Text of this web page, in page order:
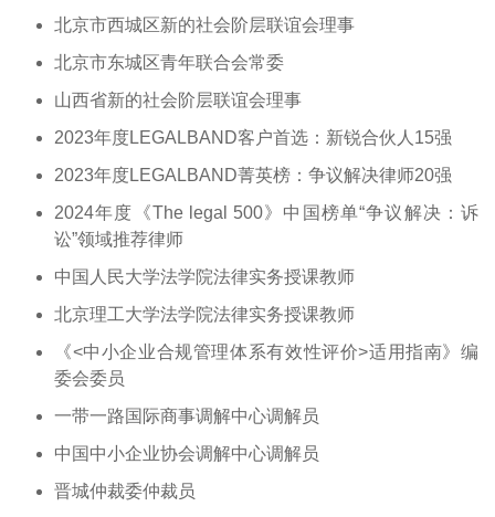
北京市西城区新的社会阶层联谊会理事
北京市东城区青年联合会常委
山西省新的社会阶层联谊会理事
2023年度LEGALBAND客户首选：新锐合伙人15强
2023年度LEGALBAND菁英榜：争议解决律师20强
2024年度《The legal 500》中国榜单“争议解决：诉
讼”领域推荐律师
中国人民大学法学院法律实务授课教师
北京理工大学法学院法律实务授课教师
《<中小企业合规管理体系有效性评价>适用指南》编
委会委员
一带一路国际商事调解中心调解员
中国中小企业协会调解中心调解员
晋城仲裁委仲裁员